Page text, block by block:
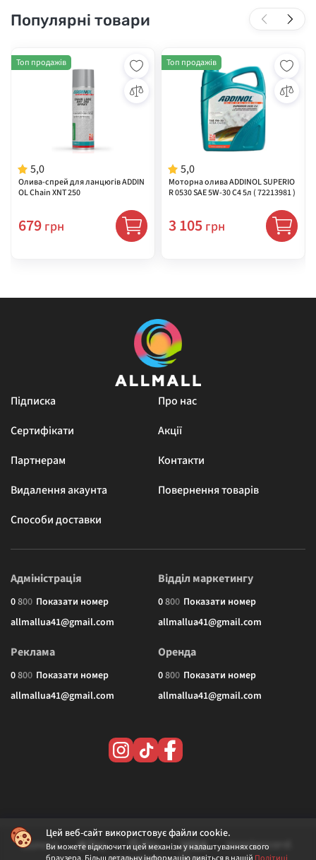
Популярні товари
5,0
Олива-спрей для ланцюгів ADDIN
OL Chain XNT 250
Топ продажів
679 грн
5,0
Моторна олива ADDINOL SUPERIO
R 0530 SAE 5W-30 C4 5л ( 72213981 )
Топ продажів
3 105 грн
Цей веб-сайт використовує файли cookie.
Ви можете відключити цей механізм у налаштуваннях свого
Підписка
Про нас
Сертифікати
Акції
Партнерам
Контакти
Видалення акаунта
Повернення товарів
Способи доставки
Адміністрація
0800 Показати номер
allmallua41@gmail.com
Відділ маркетингу
0800 Показати номер
allmallua41@gmail.com
Реклама
0800 Показати номер
allmallua41@gmail.com
Оренда
0800 Показати номер
allmallua41@gmail.com